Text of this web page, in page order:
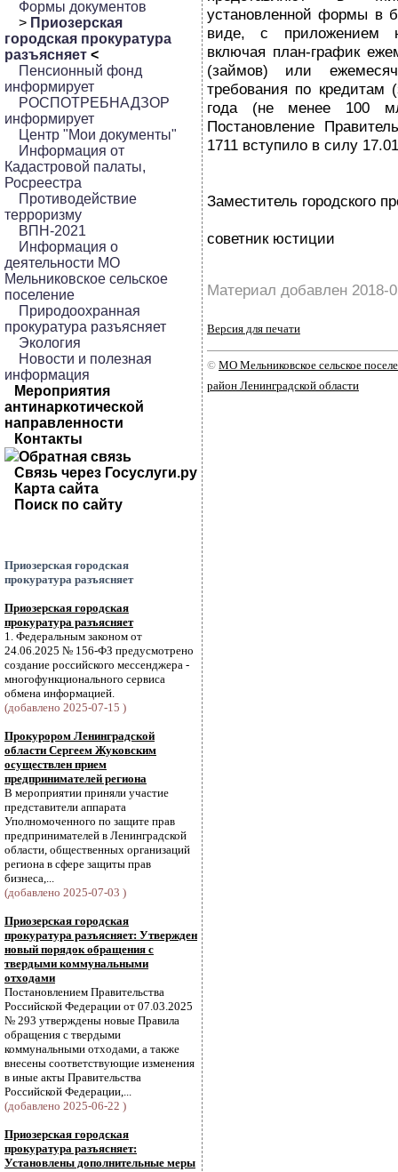
Формы документов
> Приозерская
городская прокуратура
разъясняет <
Пенсионный фонд
информирует
РОСПОТРЕБНАДЗОР
информирует
Центр "Мои документы"
Информация от
Кадастровой палаты,
Росреестра
Противодействие
терроризму
ВПН-2021
Информация о
деятельности МО
Мельниковское сельское
поселение
Природоохранная
прокуратура разъясняет
Экология
Новости и полезная
информация
Мероприятия
антинаркотической
направленности
Контакты
Обратная связь
Связь через Госуслуги.ру
Карта сайта
Поиск по сайту
Приозерская городская
прокуратура разъясняет
Приозерская городская
прокуратура разъясняет
1. Федеральным законом от
24.06.2025 № 156-ФЗ предусмотрено
создание российского мессенджера -
многофункционального сервиса
обмена информацией.
(добавлено 2025-07-15 )
Прокурором Ленинградской
области Сергеем Жуковским
осуществлен прием
предпринимателей региона
В мероприятии приняли участие
представители аппарата
Уполномоченного по защите прав
предпринимателей в Ленинградской
области, общественных организаций
региона в сфере защиты прав
бизнеса,...
(добавлено 2025-07-03 )
Приозерская городская
прокуратура разъясняет: Утвержден
новый порядок обращения с
твердыми коммунальными
отходами
Постановлением Правительства
Российской Федерации от 07.03.2025
№ 293 утверждены новые Правила
обращения с твердыми
коммунальными отходами, а также
внесены соответствующие изменения
в иные акты Правительства
Российской Федерации,...
(добавлено 2025-06-22 )
Приозерская городская
прокуратура разъясняет:
Установлены дополнительные меры
установленной формы в
виде, с приложением
включая план-график
(займов) или
требования по
года (не менее 100
Постановление
1711 вступило в силу
Заместитель городского
советник юстиции
Материал добавлен 2018-
Версия для печати
© МО Мельниковское сельское
район Ленинградской области